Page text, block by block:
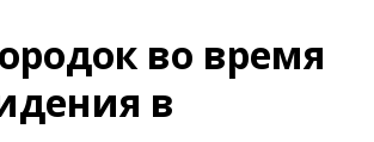
во время
в